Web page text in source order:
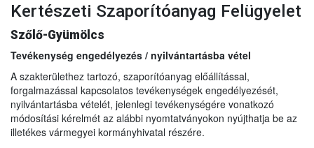
Kertészeti Szaporítóanyag Felügyelet
Szőlő-Gyümölcs
Tevékenység engedélyezés / nyilvántartásba vétel
A szakterülethez tartozó, szaporítóanyag előállítással,
forgalmazással kapcsolatos tevékenységek engedélyezését,
nyilvántartásba vételét, jelenlegi tevékenységére vonatkozó
módosítási kérelmét az alábbi nyomtatványokon nyújthatja be az
illetékes vármegyei kormányhivatal részére.